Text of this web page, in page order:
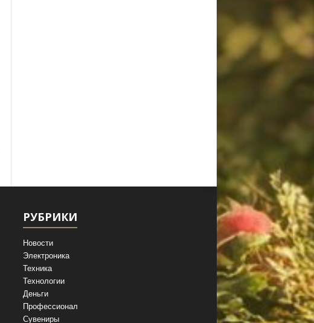
РУБРИКИ
Новости
Электроника
Техника
Технологии
Деньги
Профессионал
Сувениры